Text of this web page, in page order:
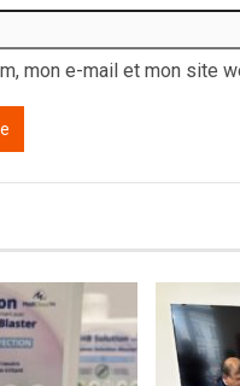
mon e-mail et mon site